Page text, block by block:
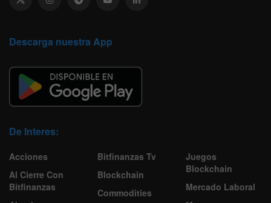
Descarga nuestra App
De Interes:
Acciones
Al Cierre Con
Bitfinanzas
Bitfinanzas Tv
Blockchain
Commodities
Juegos
Blockchain
Mercado Laboral